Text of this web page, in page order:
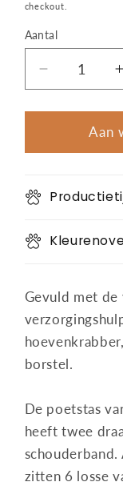
checkout.
Aantal
Aantal
Aantal
verlagen
voor
&quot;
Aan
Gevuld met
borstel.
De poetstas
heeft twee
schouderband.
zitten 6 losse